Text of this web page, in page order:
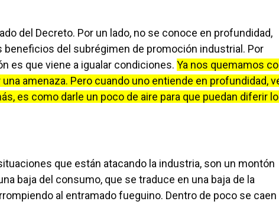
del Decreto. Por un lado, no se conoce en profundidad,
del subrégimen de promoción industrial. Por
es que viene a igualar condiciones. Ya nos quemamos
amenaza. Pero cuando uno entiende en profundidad,
es como darle un poco de aire para que puedan diferir
que están atacando la industria, son un montón
baja del consumo, que se traduce en una baja de la
al entramado fueguino. Dentro de poco se caen